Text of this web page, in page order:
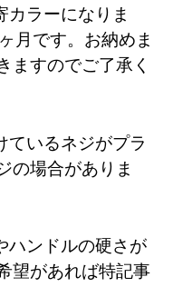
カラーになりま
月です。お納めま
ますのでご了承く
ているネジがプラ
の場合がありま
ハンドルの硬さが
望があれば特記事